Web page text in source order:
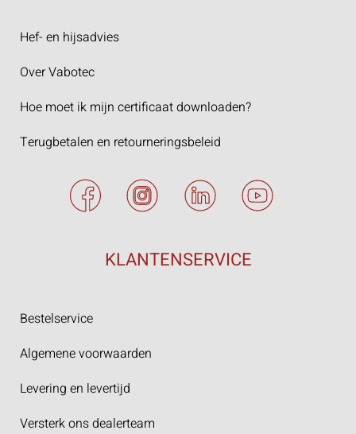
Hef- en hijsadvies
Over Vabotec
Hoe moet ik mijn certificaat downloaden?
Terugbetalen en retourneringsbeleid
KLANTENSERVICE
Bestelservice
Algemene voorwaarden
Levering en levertijd
Versterk ons dealerteam